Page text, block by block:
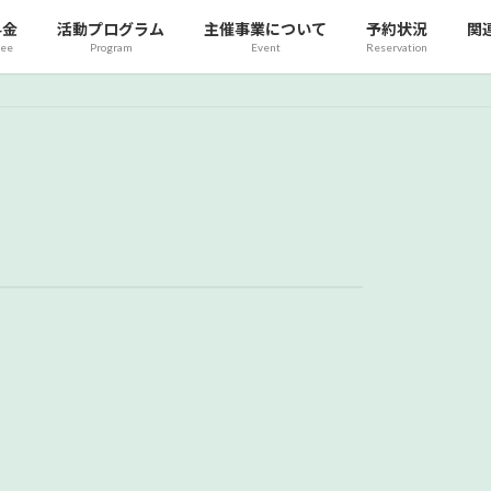
活動プログラム
Program
主催事業について
Event
予約状況
Reservation
関